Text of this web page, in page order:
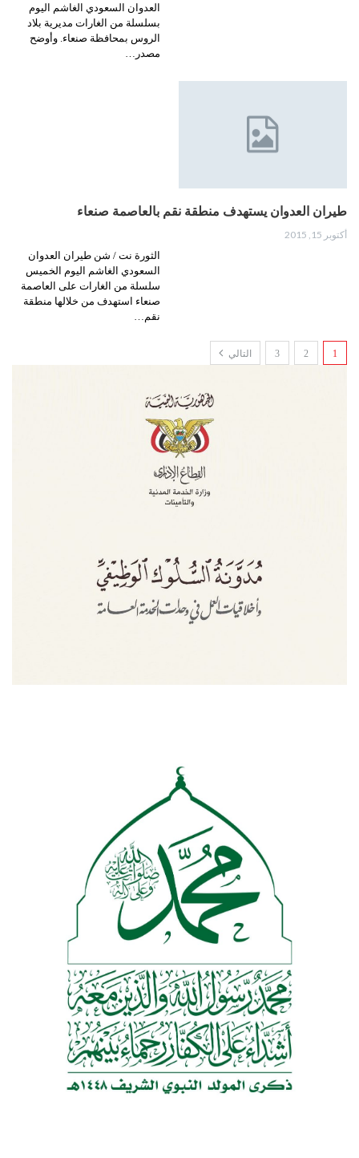
العدوان السعودي الغاشم اليوم
بسلسلة من الغارات مديرية بلاد
الروس بمحافظة صنعاء. وأوضح
مصدر…
طيران العدوان يستهدف منطقة نقم بالعاصمة صنعاء
أكتوبر 15, 2015
الثورة نت / شن طيران العدوان
السعودي الغاشم اليوم الخميس
سلسلة من الغارات على العاصمة
صنعاء استهدف من خلالها منطقة
نقم…
1
2
3 التالي